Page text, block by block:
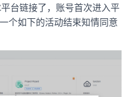
台链接了，账号首次进入平
个如下的活动结束知情同意